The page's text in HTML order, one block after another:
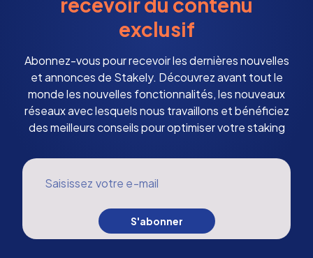
exclusif
Abonnez-vous pour recevoir les dernières nouvelles
et annonces de Stakely. Découvrez avant tout le
monde les nouvelles fonctionnalités, les nouveaux
réseaux avec lesquels nous travaillons et bénéficiez
des meilleurs conseils pour optimiser votre staking
Saisissez votre e-mail
S'abonner